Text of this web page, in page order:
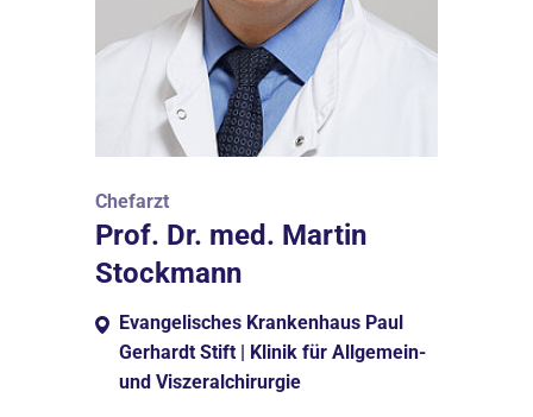
Chefarzt
Prof. Dr. med. Martin
Stockmann
Evangelisches Krankenhaus Paul
Gerhardt Stift | Klinik für Allgemein-
und Viszeralchirurgie